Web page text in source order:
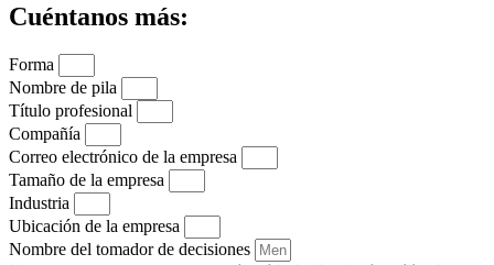
Cuéntanos más:
Forma
Nombre de pila
Título profesional
Compañía
Correo electrónico de la empresa
Tamaño de la empresa
Industria
Ubicación de la empresa
Nombre del tomador de decisiones